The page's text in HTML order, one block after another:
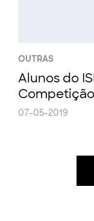
OUTRAS
Alunos do
07-05-2019